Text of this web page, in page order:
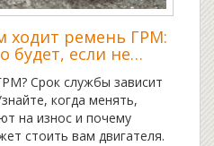
ходит ремень ГРМ:
будет, если не
Срок службы зависит
когда менять,
на износ и почему
стоить вам двигателя.